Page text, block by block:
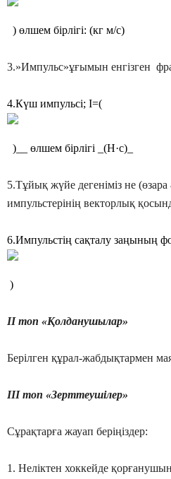
) өлшем бірлігі: (кг м/с)
3.»Импульс»ұғымын енгізген
4.Күш импульсі; I=(
)__ өлшем бірлігі _(Н·с)_
5.Тұйық жүйе дегеніміз не (өзара
импульстерінің векторлық
6.Импульстің сақталу заңының
)
ІІ топ «Қолданушылар»
Берілген құрал-жабдықтармен
ІІІ топ «Зерттеушілер»
Сұрақтарға жауап беріңіздер:
1. Неліктен хоккейде